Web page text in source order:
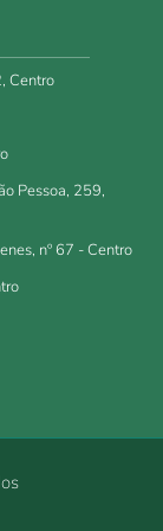
Centro
Pessoa, 259,
nº 67 - Centro